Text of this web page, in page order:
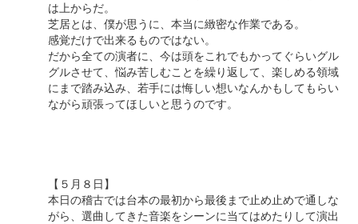
は上からだ。
芝居とは、僕が思うに、本当に緻密な作業である。
感覚だけで出来るものではない。
だから全ての演者に、今は頭をこれでもかってぐらいグル
グルさせて、悩み苦しむことを繰り返して、楽しめる領域
にまで踏み込み、若手には悔しい想いなんかもしてもらい
ながら頑張ってほしいと思うのです。
【５月８日】
本日の稽古では台本の最初から最後まで止め止めで通しな
がら、選曲してきた音楽をシーンに当てはめたりして演出